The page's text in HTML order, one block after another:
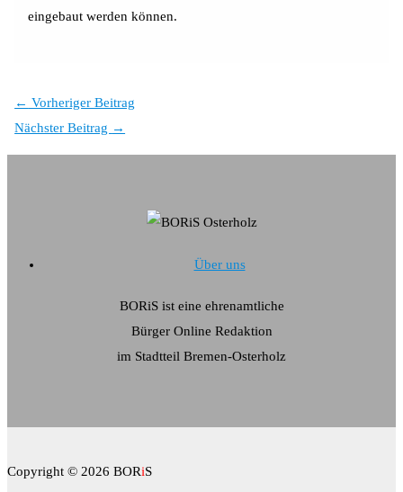
eingebaut werden können.
← Vorheriger Beitrag
Nächster Beitrag →
Über uns
BORiS ist eine ehrenamtliche
Bürger Online Redaktion
im Stadtteil Bremen-Osterholz
Copyright © 2026 BORiS